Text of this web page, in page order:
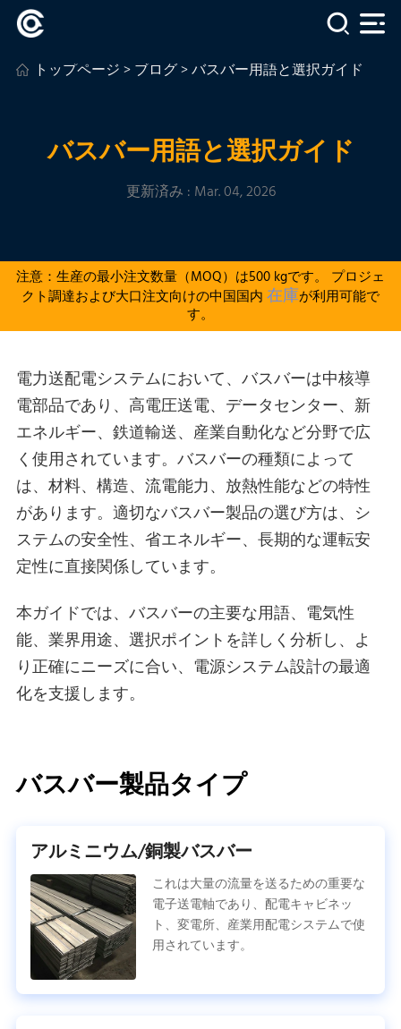
トップページ>ブログ> バスバー用語と選択ガイド
バスバー用語と選択ガイド
更新済み : Mar. 04, 2026
注意：生産の最小注文数量（MOQ）は500 kgです。 プロジェ
クト調達および大口注文向けの中国国内 在庫が利用可能で
す。
電力送配電システムにおいて、バスバーは中核導
電部品であり、高電圧送電、データセンター、新
エネルギー、鉄道輸送、産業自動化など分野で広
く使用されています。バスバーの種類によって
は、材料、構造、流電能力、放熱性能などの特性
があります。適切なバスバー製品の選び方は、シ
ステムの安全性、省エネルギー、長期的な運転安
定性に直接関係しています。
本ガイドでは、バスバーの主要な用語、電気性
能、業界用途、選択ポイントを詳しく分析し、よ
り正確にニーズに合い、電源システム設計の最適
化を支援します。
バスバー製品タイプ
アルミニウム/銅製バスバー
これは大量の流量を送るための重要な
電子送電軸であり、配電キャビネッ
ト、変電所、産業用配電システムで使
用されています。